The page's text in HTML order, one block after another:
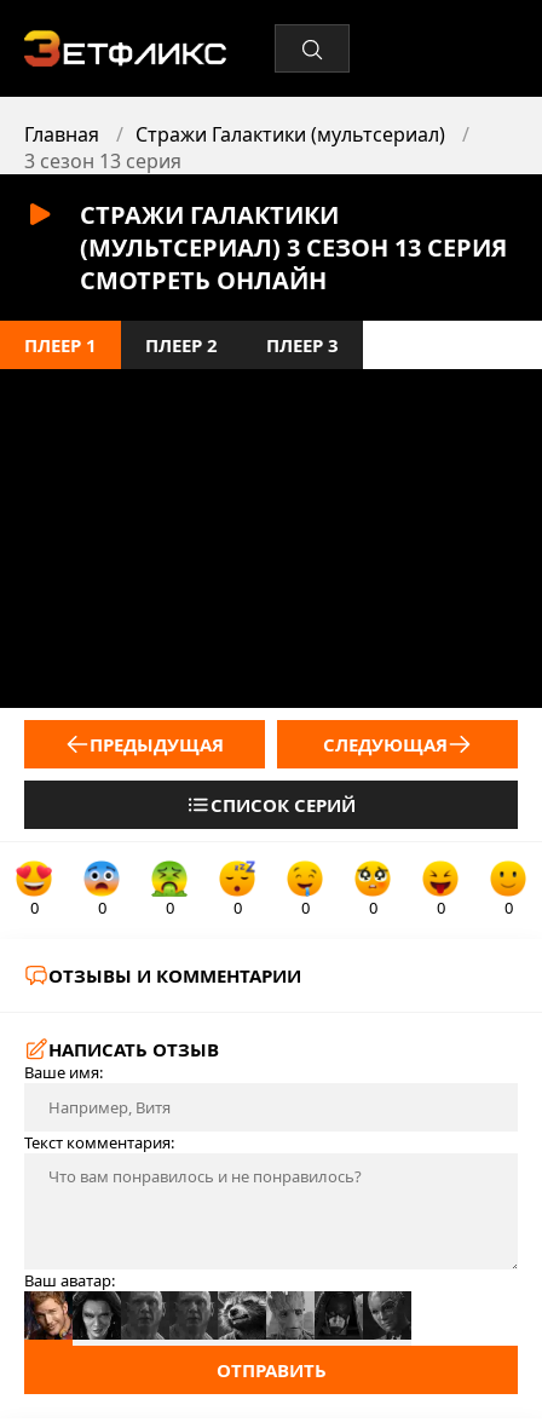
Главная
Стражи Галактики (мультсериал)
3 сезон 13 серия
СТРАЖИ ГАЛАКТИКИ
(МУЛЬТСЕРИАЛ) 3 СЕЗОН 13 СЕРИЯ
СМОТРЕТЬ ОНЛАЙН
ПЛЕЕР 1 ПЛЕЕР 2 ПЛЕЕР 3
ПРЕДЫДУЩАЯ
СПИСОК СЕРИЙ
СЛЕДУЮЩАЯ
0 0 0 0 0 0 0 0
ОТЗЫВЫ И КОММЕНТАРИИ
НАПИСАТЬ ОТЗЫВ
Ваше имя:
Текст комментария:
Ваш аватар:
ОТПРАВИТЬ